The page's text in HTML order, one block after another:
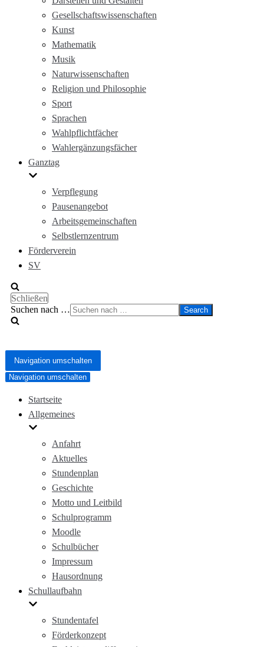
Gesellschaftswissenschaften
Kunst
Mathematik
Musik
Naturwissenschaften
Religion und Philosophie
Sport
Sprachen
Wahlpflichtfächer
Wahlergänzungsfächer
Ganztag
Verpflegung
Pausenangebot
Arbeitsgemeinschaften
Selbstlernzentrum
Förderverein
SV
Schließen
Suchen nach …
Navigation umschalten
Navigation umschalten
Startseite
Allgemeines
Anfahrt
Aktuelles
Stundenplan
Geschichte
Motto und Leitbild
Schulprogramm
Moodle
Schulbücher
Impressum
Hausordnung
Schullaufbahn
Stundentafel
Förderkonzept